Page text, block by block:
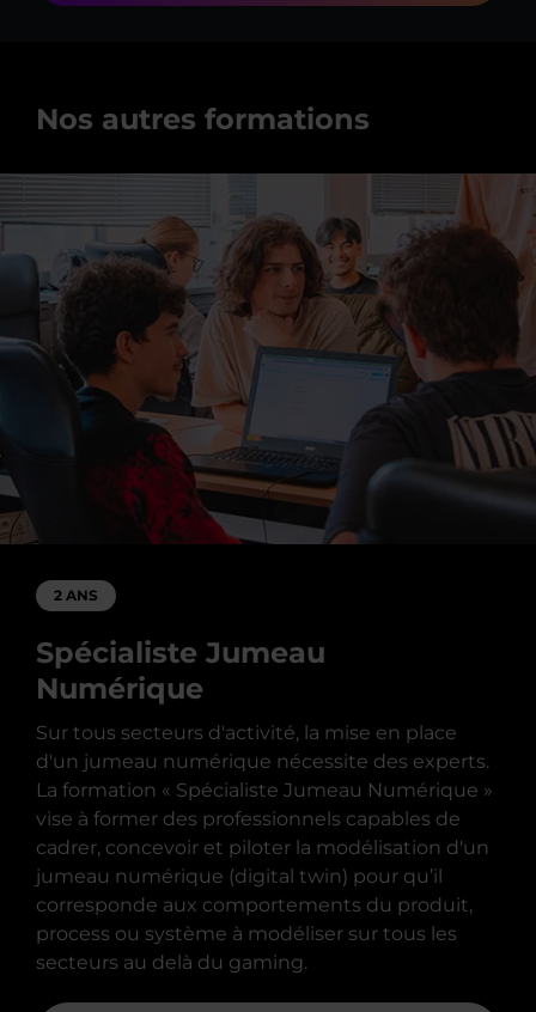
Nos autres formations
2 ANS
Spécialiste Jumeau
Numérique
Sur tous secteurs d'activité, la mise en place
d'un jumeau numérique nécessite des experts.
La formation « Spécialiste Jumeau Numérique »
vise à former des professionnels capables de
cadrer, concevoir et piloter la modélisation d'un
jumeau numérique (digital twin) pour qu’il
corresponde aux comportements du produit,
process ou système à modéliser sur tous les
secteurs au delà du gaming.